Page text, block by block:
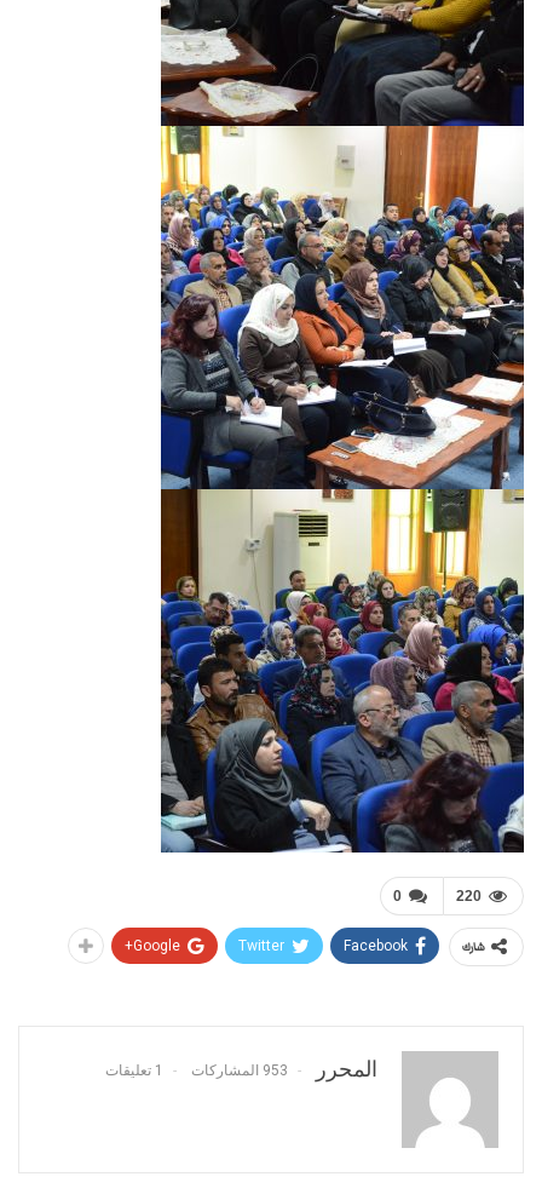
0 220
شارك Facebook
Twitter
Google+
المحرر 953 المشاركات 1 تعليقات